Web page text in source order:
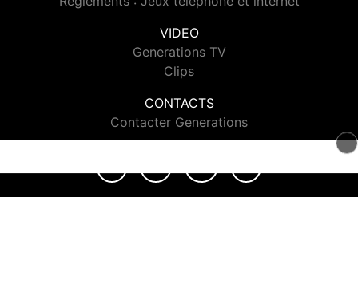
VIDEO
Generations TV
Clips
CONTACTS
Contacter Generations